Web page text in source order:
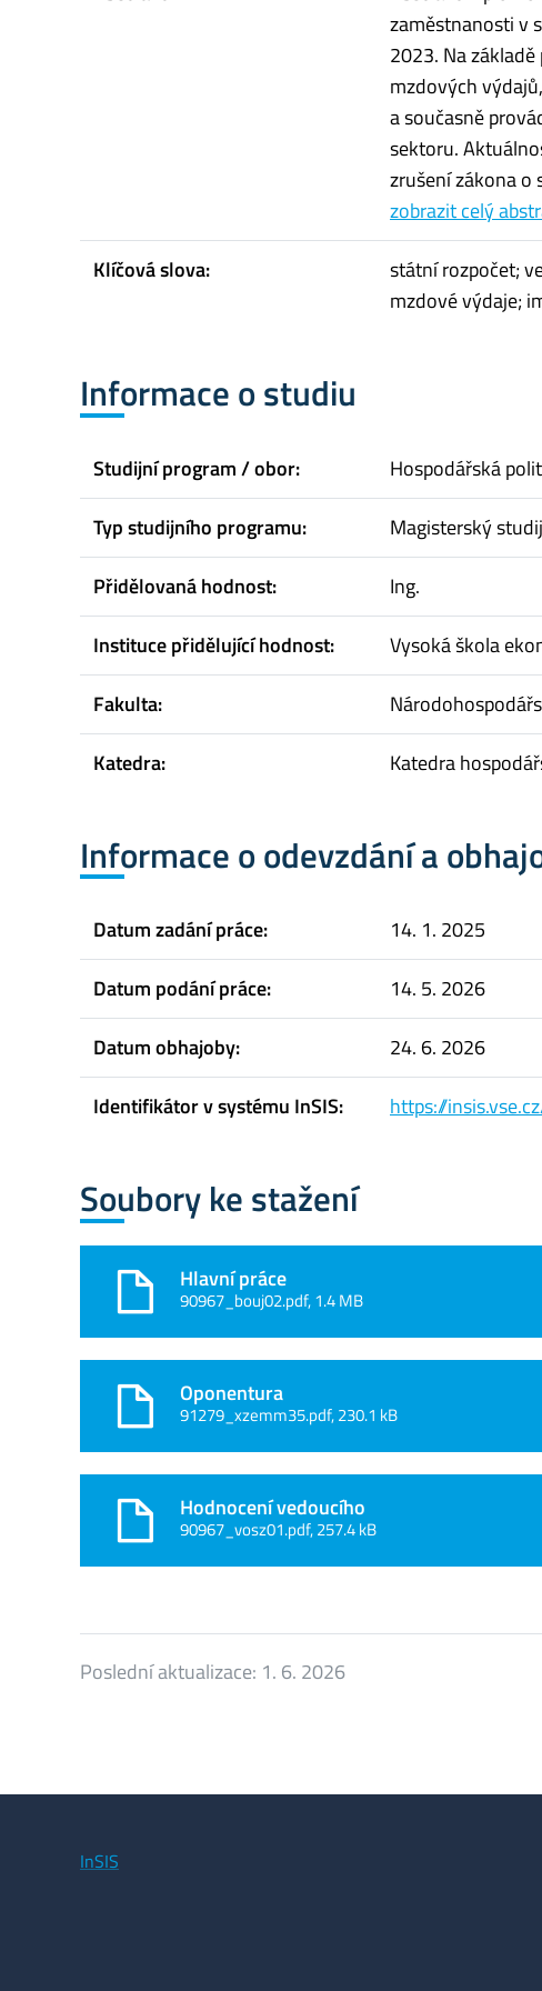
zaměstnanosti v
2023. Na
mzdových
a současně
sektoru.
zrušení zákona o
zobrazit celý
Klíčová slova:
státní rozpočet;
mzdové výdaje;
Informace o studiu
Studijní program / obor:
Hospodářská
Typ studijního programu:
Magisterský
Přidělovaná hodnost:
Ing.
Instituce přidělující hodnost:
Vysoká škola
Fakulta:
Katedra:
Katedra
Informace o odevzdání a
Datum zadání práce:
14. 1. 2025
Datum podání práce:
14. 5. 2026
Datum obhajoby:
24. 6. 2026
Identifikátor v systému InSIS:
https://
Soubory ke stažení
Hlavní práce
90967_bouj02.pdf, 1.4 MB
Oponentura
91279_xzemm35.pdf, 230.1 kB
Hodnocení vedoucího
90967_vosz01.pdf, 257.4 kB
Poslední aktualizace: 1. 6. 2026
InSIS